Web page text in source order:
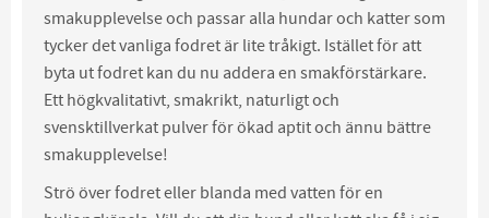
smakupplevelse och passar alla hundar och katter som
tycker det vanliga fodret är lite tråkigt. Istället för att
byta ut fodret kan du nu addera en smakförstärkare.
Ett högkvalitativt, smakrikt, naturligt och
svensktillverkat pulver för ökad aptit och ännu bättre
smakupplevelse!
Strö över fodret eller blanda med vatten för en